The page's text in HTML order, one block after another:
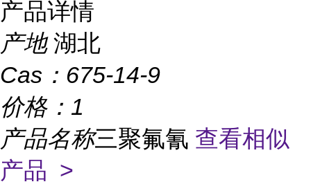
产品详情
产地 湖北
Cas： 675-14-9
价格： 1
产品名称三聚氟氰 查看相似
产品 >